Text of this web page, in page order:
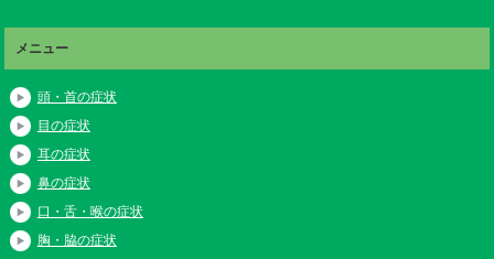
メニュー
頭・首の症状
目の症状
耳の症状
鼻の症状
口・舌・喉の症状
胸・脇の症状